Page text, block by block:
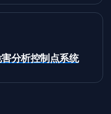
分析控制点系统